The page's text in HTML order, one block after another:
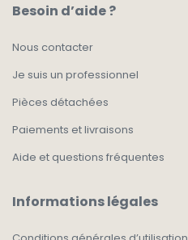
Besoin d’aide ?
Nous contacter
Je suis un professionnel
Pièces détachées
Paiements et livraisons
Aide et questions fréquentes
Informations légales